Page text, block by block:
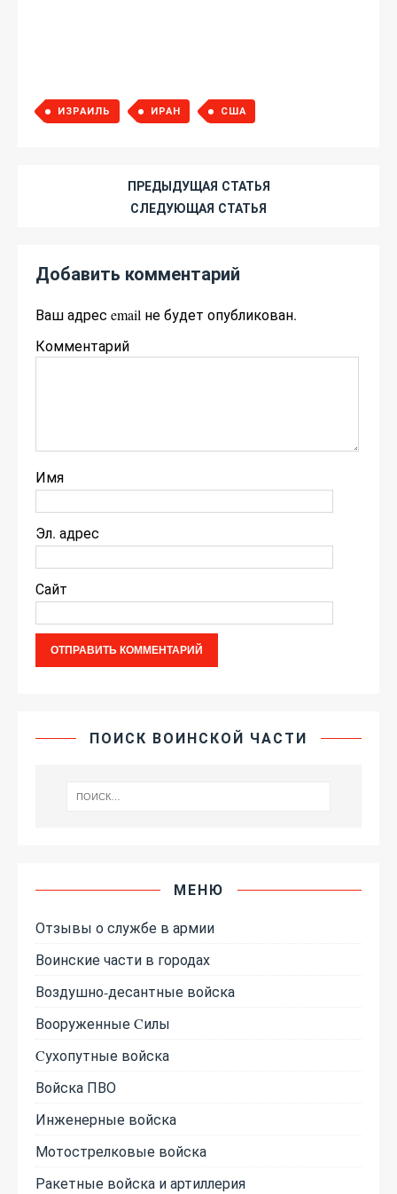
ИЗРАИЛЬ ИРАН США
ПРЕДЫДУЩАЯ СТАТЬЯ
СЛЕДУЮЩАЯ СТАТЬЯ
Добавить комментарий
Ваш адрес email не будет опубликован.
Комментарий
Имя
Эл. адрес
Сайт
ПОИСК ВОИНСКОЙ ЧАСТИ
МЕНЮ
Отзывы о службе в армии
Воинские части в городах
Воздушно-десантные войска
Вооруженные Cилы
Cухопутные войска
Войска ПВО
Инженерные войска
Мотострелковые войска
Ракетные войска и артиллерия